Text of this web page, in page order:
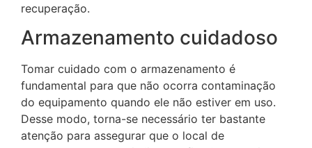
recuperação.
Armazenamento cuidadoso
Tomar cuidado com o armazenamento é
fundamental para que não ocorra contaminação
do equipamento quando ele não estiver em uso.
Desse modo, torna-se necessário ter bastante
atenção para assegurar que o local de